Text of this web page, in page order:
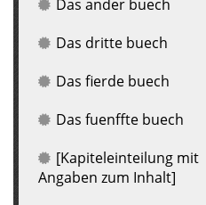
Das ander buech
Das dritte buech
Das fierde buech
Das fuenffte buech
[Kapiteleinteilung mit
Angaben zum Inhalt]